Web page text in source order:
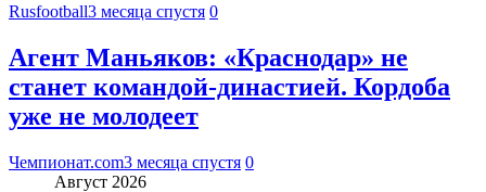
Rusfootball3 месяца спустя 0
Агент Маньяков: «Краснодар» не
станет командой-династией. Кордоба
уже не молодеет
Чемпионат.com3 месяца спустя 0
Август 2026